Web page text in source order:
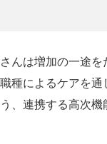
んは増加の一途
種によるケアを
、連携する高次